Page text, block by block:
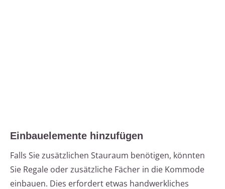
Einbauelemente hinzufügen
Falls Sie zusätzlichen Stauraum benötigen, könnten
Sie Regale oder zusätzliche Fächer in die Kommode
einbauen. Dies erfordert etwas handwerkliches